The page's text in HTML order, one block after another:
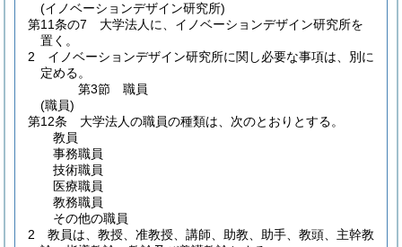
(イノベーションデザイン研究所)
第11条の7
大学法人に、イノベーションデザイン研究所を
置く。
2
イノベーションデザイン研究所に関し必要な事項は、別に
定める。
第3節
職員
(職員)
第12条
大学法人の職員の種類は、次のとおりとする。
教員
事務職員
技術職員
医療職員
教務職員
その他の職員
2
教員は、教授、准教授、講師、助教、助手、教頭、主幹教